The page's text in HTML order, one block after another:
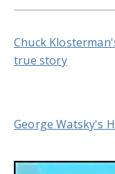
Chuck
true story
George Watsky's